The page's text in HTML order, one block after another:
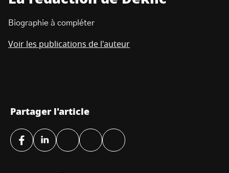
Biographie à compléter
Voir les publications de l'auteur
Partager l'article